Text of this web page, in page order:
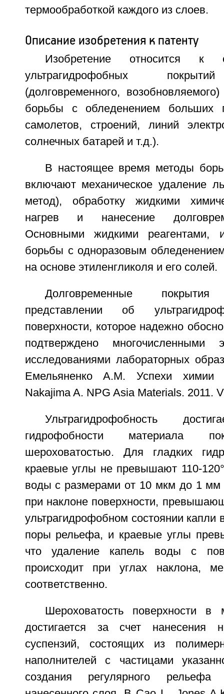
термообработкой каждого из слоев.
Описание изобретения к патенту
Изобретение относится к
ультрагидрофобных
(долговременного,
борьбы с обледенением больших
самолетов, строений, линий
солнечных батарей и т.д.).
В настоящее время методы
включают механическое удаление
метод), обработку жидкими
нагрев и нанесение
Основными жидкими реагентами,
борьбы с одноразовым
на основе этиленгликоля и его солей.
Долговременные
представлении об
поверхности, которое надежно
подтверждено многочисленными
исследованиями лабораторных
Емельяненко A.M. Успехи
Nakajima A. NPG Asia Materials. 2011.
Ультрагидрофобность
гидрофобности материала
шероховатостью. Для гладких
краевые углы не превышают 110-
воды с размерами от 10 мкм до 1 мм
при наклоне поверхности,
ультрагидрофобном состоянии
поры рельефа, и краевые углы
что удаление капель воды с
происходит при углах наклона,
соответственно.
Шероховатость поверхности
достигается за счет нанесения
суспензий, состоящих из
наполнителей с частицами
создания регулярного